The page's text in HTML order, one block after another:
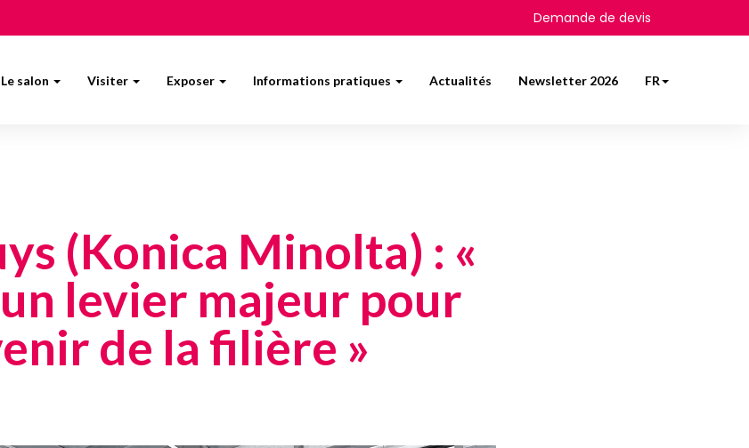
Demande de devis
Le salon Visiter Exposer Informations pratiques Actualités Newsletter 2026 FR
(Konica Minolta) : «
un levier majeur pour
de la filière »